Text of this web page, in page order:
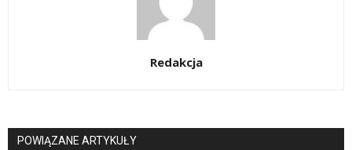
Redakcja
POWIĄZANE ARTYKUŁY